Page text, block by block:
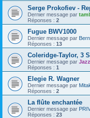
Serge Prokofiev -
Dernier message par
Réponses : 2
Fugue BWV1000
Dernier message par
Réponses : 13
Coleridge-Taylor, 3
Dernier message par
Réponses : 1
Elegie R. Wagner
Dernier message par
Réponses : 2
La flûte enchantée
Dernier message par
Réponses : 23